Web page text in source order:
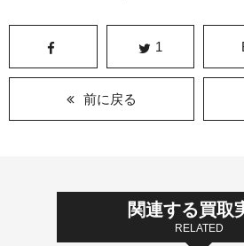
1
前に戻る
関連する買取
RELATED